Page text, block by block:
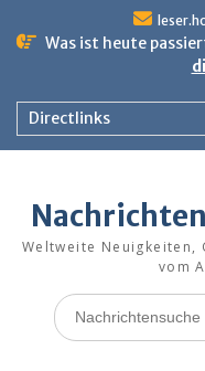
Was ist heute
Directlinks
Weltweite Neuigkeiten,
vom
Search
for: